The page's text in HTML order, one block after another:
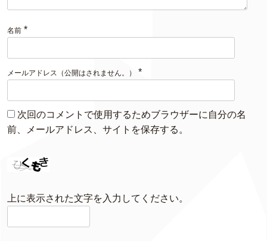
名前 *
メールアドレス（公開はされません。） *
次回のコメントで使用するためブラウザーに自分の名
前、メールアドレス、サイトを保存する。
上に表示された文字を入力してください。